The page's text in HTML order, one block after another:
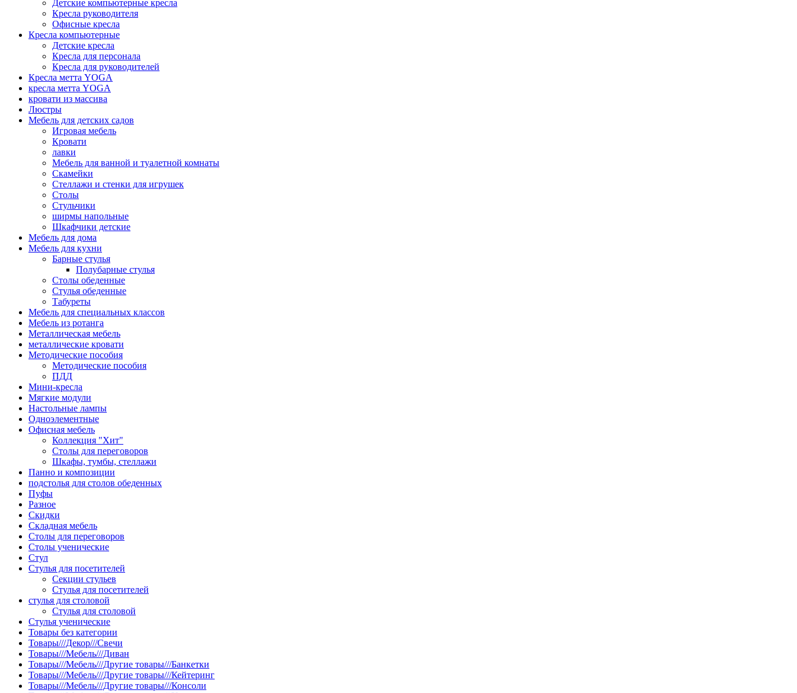
Детские компьютерные кресла
Кресла руководителя
Офисные кресла
Кресла компьютерные
Детские кресла
Кресла для персонала
Кресла для руководителей
Кресла метта YOGA
кресла метта YOGA
кровати из массива
Люстры
Мебель для детских садов
Игровая мебель
Кровати
лавки
Мебель для ванной и туалетной комнаты
Скамейки
Стеллажи и стенки для игрушек
Столы
Стульчики
ширмы напольные
Шкафчики детские
Мебель для дома
Мебель для кухни
Барные стулья
Полубарные стулья
Столы обеденные
Стулья обеденные
Табуреты
Мебель для специальных классов
Мебель из ротанга
Металлическая мебель
металлические кровати
Методические пособия
Методические пособия
ПДД
Мини-кресла
Мягкие модули
Настольные лампы
Одноэлементные
Офисная мебель
Коллекция "Хит"
Столы для переговоров
Шкафы, тумбы, стеллажи
Панно и композиции
подстолья для столов обеденных
Пуфы
Разное
Скидки
Складная мебель
Столы для переговоров
Столы ученические
Стул
Стулья для посетителей
Секции стульев
Стулья для посетителей
стулья для столовой
Стулья для столовой
Стулья ученические
Товары без категории
Товары///Декор///Свечи
Товары///Мебель///Диван
Товары///Мебель///Другие товары///Банкетки
Товары///Мебель///Другие товары///Кейтеринг
Товары///Мебель///Другие товары///Консоли